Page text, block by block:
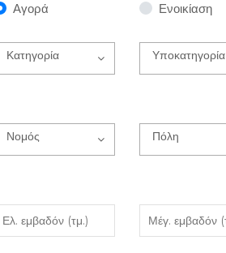
Αγορά Ενοικίαση
Κατηγορία Υποκατηγορία
Νομός Πόλη